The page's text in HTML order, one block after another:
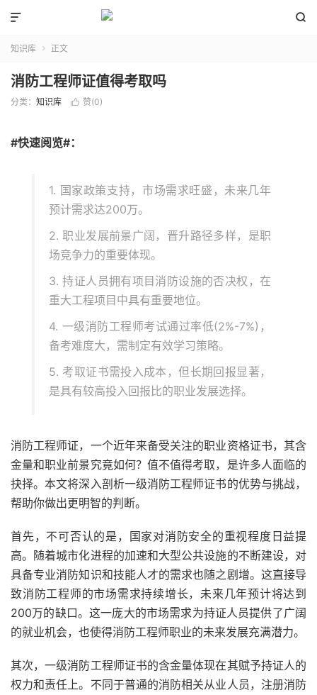


知识库  正文
消防工程师证值得考取吗
分类： 知识库  赞(0)
#快速阅览#：
1. 国家政策支持，市场需求旺盛，未来几年
预计需求达200万。
2. 职业发展前景广阔，晋升路径多样，是职
场竞争力的重要体现。
3. 持证人员拥有项目消防设施的否决权，在
重大工程项目中具有重要地位。
4. 一级消防工程师考试通过率低(2%-7%)，
备考难度大，需制定有效学习策略。
5. 考取证书需投入成本，但长期回报显著，
是具有较高投入回报比的职业发展选择。
消防工程师证，一个近年来备受关注的职业资格证书，其含
金量和职业前景究竟如何？值不值得考取，是许多人面临的
抉择。本文将深入剖析一级消防工程师证书的优势与挑战，
帮助你做出更明智的判断。
首先，不可否认的是，国家对消防安全的重视程度日益提
高。随着城市化进程的加速和大型公共设施的不断建设，对
具备专业消防知识和技能人才的需求也随之剧增。这直接导
致消防工程师的市场需求持续增长，未来几年预计将达到
200万的缺口。这一庞大的市场需求为持证人员提供了广阔
的就业机会，也使得消防工程师职业的未来发展充满潜力。
其次，一级消防工程师证书的含金量体现在其赋予持证人的
权力和责任上。不同于普通的消防相关从业人员，注册消防